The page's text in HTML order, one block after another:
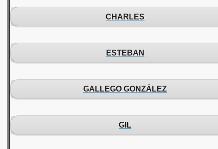
CHARLES
ESTEBAN
GALLEGO GONZÁLEZ
GIL